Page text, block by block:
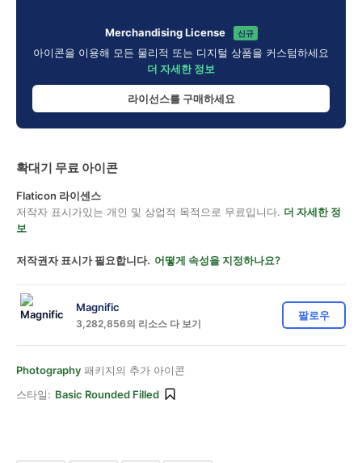
Merchandising License 신규
아이콘을 이용해 모든 물리적 또는 디지털 상품을 커스텀하세요
더 자세한 정보
라이선스를 구매하세요
확대기 무료 아이콘
Flaticon 라이센스
저작자 표시가있는 개인 및 상업적 목적으로 무료입니다. 더 자세한 정
보
저작권자 표시가 필요합니다. 어떻게 속성을 지정하나요?
Magnific
3,282,856의 리소스 다 보기
팔로우
Photography 패키지의 추가 아이콘
스타일: Basic Rounded Filled